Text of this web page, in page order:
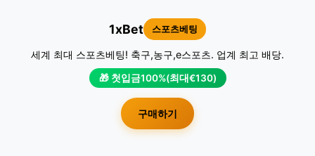
1xBet 스포츠베팅
세계 최대 스포츠베팅! 축구,농구,e스포츠. 업계 최고 배당.
🎁 첫입금100%(최대€130)
구매하기